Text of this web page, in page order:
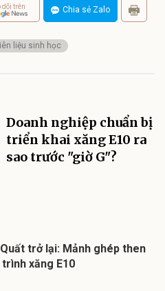
dõi trên Chia sẻ Zalo
liệu sinh học
Doanh nghiệp chuẩn bị
triển khai xăng E10 ra
sao trước "giờ G"?
trở lại: Mảnh ghép then
xăng E10